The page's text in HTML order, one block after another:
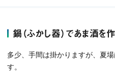
鍋（ふかし器）であま酒を
多少、手間は掛かりますが、夏
す。